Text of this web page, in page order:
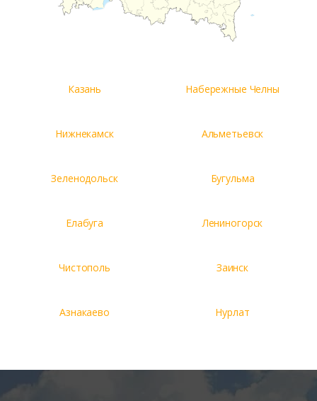
Казань Набережные Челны
Нижнекамск Альметьевск
Зеленодольск Бугульма
Елабуга Лениногорск
Чистополь Заинск
Азнакаево Нурлат